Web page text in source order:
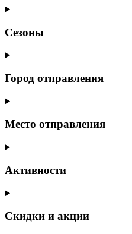
Сезоны
Город отправления
Место отправления
Активности
Скидки и акции